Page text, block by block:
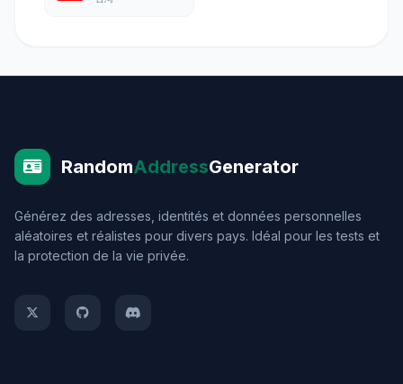
RandomAddressGenerator
Générez des adresses, identités et données personnelles
aléatoires et réalistes pour divers pays. Idéal pour les tests et
la protection de la vie privée.